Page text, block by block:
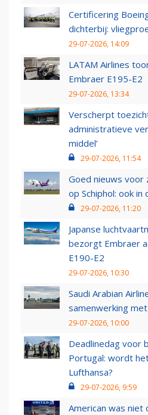
Certificering
dichterbij:
29-07-2026, 14:09
LATAM Airlines
Embraer E195-E2
29-07-2026, 13:34
Verscherpt
administratieve
middel’
29-07-2026, 11:54
Goed nieuws
op Schiphol: ook
29-07-2026, 11:20
Japanse
bezorgt Embraer
E190-E2
29-07-2026, 10:30
Saudi Arabian
samenwerking
29-07-2026, 10:00
Deadlinedag voor
Portugal: wordt
Lufthansa?
29-07-2026, 9:59
American was niet